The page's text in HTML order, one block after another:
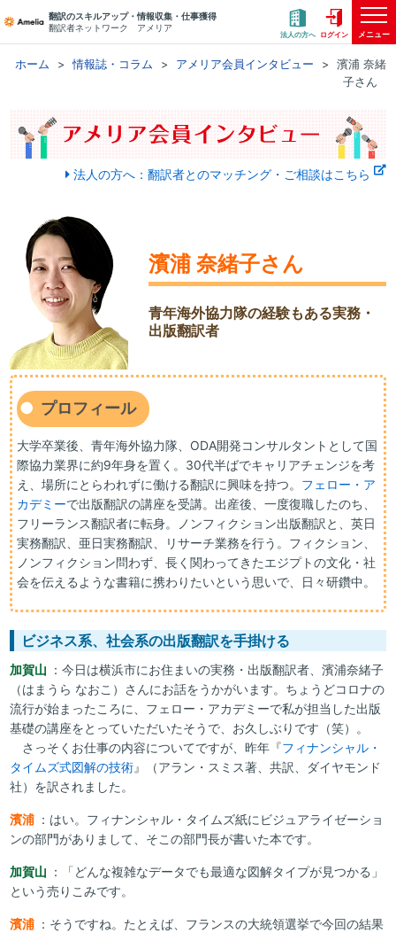
翻訳のスキルアップ・情報収集・仕事獲得
翻訳者ネットワーク アメリア
法人の方へ ログイン メニュー
ホーム 情報誌・コラム アメリア会員インタビュー
濱浦 奈緒
子さん
法人の方へ：翻訳者とのマッチング・ご相談はこちら
濱浦 奈緒子さん
青年海外協力隊の経験もある実務・
出版翻訳者
プロフィール
大学卒業後、青年海外協力隊、ODA開発コンサルタントとして国
際協力業界に約9年身を置く。30代半ばでキャリアチェンジを考
え、場所にとらわれずに働ける翻訳に興味を持つ。 フェロー・ア
カデミーで出版翻訳の講座を受講。出産後、一度復職したのち、
フリーランス翻訳者に転身。ノンフィクション出版翻訳と、英日
実務翻訳、亜日実務翻訳、リサーチ業務を行う。フィクション、
ノンフィクション問わず、長く関わってきたエジプトの文化・社
会を伝えるような書籍に携わりたいという思いで、日々研鑽中。
ビジネス系、社会系の出版翻訳を手掛ける
加賀山 ：今日は横浜市にお住まいの実務・出版翻訳者、濱浦奈緒子
（はまうら なおこ）さんにお話をうかがいます。ちょうどコロナの
流行が始まったころに、フェロー・アカデミーで私が担当した出版
基礎の講座をとっていただいたそうで、お久しぶりです（笑）。
さっそくお仕事の内容についてですが、昨年『フィナンシャル・
タイムズ式図解の技術』（アラン・スミス著、共訳、ダイヤモンド
社）を訳されました。
濱浦 ：はい。フィナンシャル・タイムズ紙にビジュアライゼーショ
ンの部門がありまして、そこの部門長が書いた本です。
加賀山 ：「どんな複雑なデータでも最適な図解タイプが見つかる」
という売りこみです。
濱浦 ：そうですね。たとえば、フランスの大統領選挙で今回の結果